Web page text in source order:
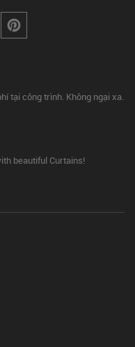
tại công trình. Không ngại xa.
beautiful Curtains!